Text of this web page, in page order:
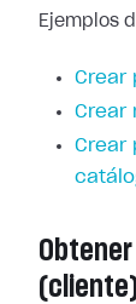
Ejemplos
Crear
Crear
Crear